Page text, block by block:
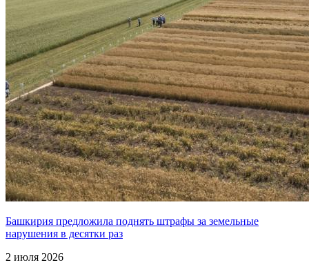
Башкирия предложила поднять штрафы за земельные
нарушения в десятки раз
2 июля 2026